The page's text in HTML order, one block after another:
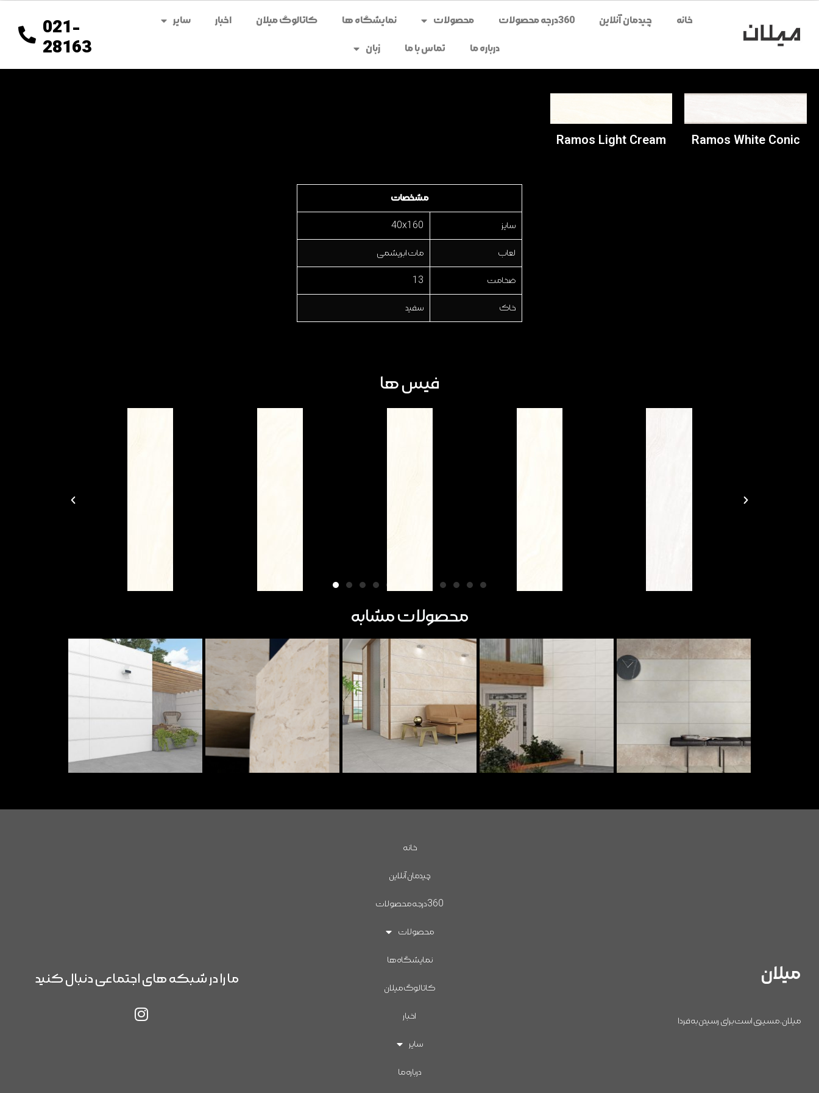
خانه چیدمان آنلاین 360درجه محصولات محصولات نمایشگاه ها کاتالوگ میلان اخبار سایر
درباره ما تماس با ما زبان
021-
28163
Ramos White Conic
Ramos Light Cream
مشخصات
سایز 40x160
لعاب مات ابریشمی
ضخامت 13
خاک سفید
فیس ها
محصولات مشابه
میلان
میلان، مسیری است برای رسیدن به فردا
خانه
چیدمان آنلاین
360درجه محصولات
محصولات
نمایشگاه ها
کاتالوگ میلان
اخبار
سایر
درباره ما
ما را در شبکه های اجتماعی دنبال کنید